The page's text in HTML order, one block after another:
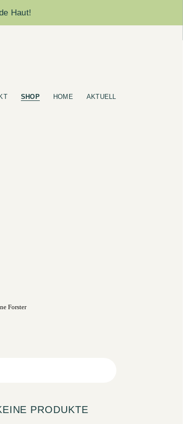
Haut!
SHOP HOME AKTUELL
PRODUKTE